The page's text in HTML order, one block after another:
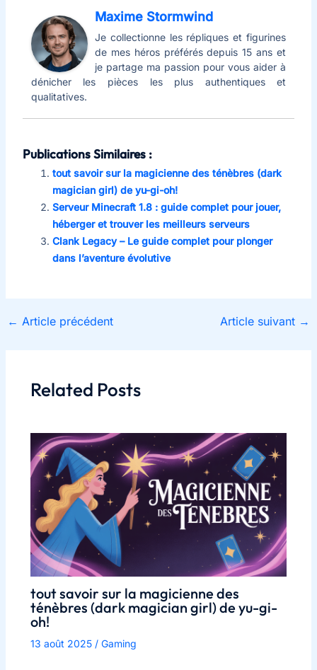
Maxime Stormwind
Je collectionne les répliques et figurines
de mes héros préférés depuis 15 ans et
je partage ma passion pour vous aider à
dénicher les pièces les plus authentiques et
qualitatives.
Publications Similaires :
tout savoir sur la magicienne des ténèbres (dark
magician girl) de yu-gi-oh!
Serveur Minecraft 1.8 : guide complet pour jouer,
héberger et trouver les meilleurs serveurs
Clank Legacy – Le guide complet pour plonger
dans l’aventure évolutive
← Article précédent Article suivant →
Related Posts
tout savoir sur la magicienne des
ténèbres (dark magician girl) de yu-gi-
oh!
13 août 2025 / Gaming